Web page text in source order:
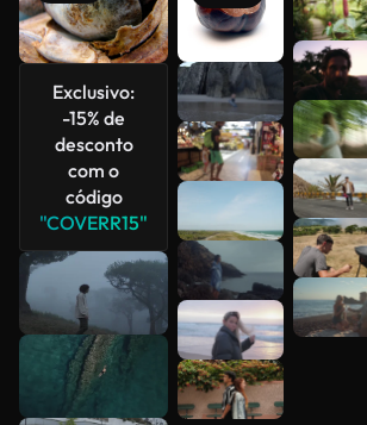
Exclusivo:
-15% de
desconto
com o
código
"COVERR15"